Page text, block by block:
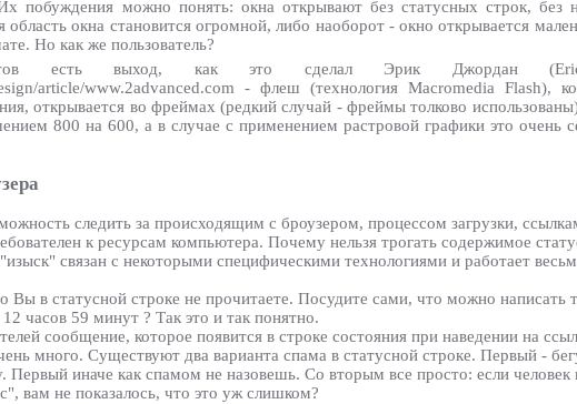
побуждения можно понять: окна открывают без статусных строк, без
область окна становится огромной, либо наоборот - окно открывается
Но как же пользователь?
есть выход, как это сделал Эрик Джордан
article/www.2advanced.com - флеш (технология Macromedia
открывается во фреймах (редкий случай - фреймы толково
800 на 600, а в случае с применением растровой графики это очень
следить за происходящим с броузером, процессом загрузки,
к ресурсам компьютера. Почему нельзя трогать содержимое
связан с некоторыми специфическими технологиями и работает
Вы в статусной строке не прочитаете. Посудите сами, что можно
часов 59 минут ? Так это и так понятно.
сообщение, которое появится в строке состояния при наведении на
много. Существуют два варианта спама в статусной строке. Первый -
иначе как спамом не назовешь. Со вторым все просто: если
вам не показалось, что это уж слишком?